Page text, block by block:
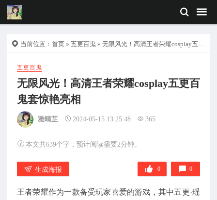
当前位置： 首页 » 五更百鬼 » 无限风光！高清王者荣耀cosplay五更百鬼套惊艳亮相
五更百鬼
无限风光！高清王者荣耀cosplay五更百
鬼套惊艳亮相
雅晴芷 2024-05-15 13:25:48 365
本文共639个字，预计阅读需要2分钟。
生成海报 0 0
王者荣耀作为一款备受玩家喜爱的游戏，其中五更·瑶